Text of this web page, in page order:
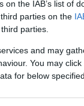
the IAB’s list of
parties on the
parties.
and may
You may
for below
e